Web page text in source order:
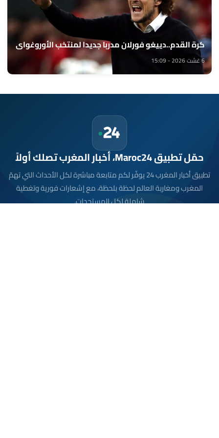
كرة القدم..دييغو فورلان مدربا جديدا لمنتخب الأوروغواي
6 غشت 2026 - 15:09
حمّل تطبيق Maroc24، أخبار المغرب تصلك أولاً
تطبيق أخبار المغرب 24 يوفّر لكم متابعة مباشرة لكل الأحداث التي تهمّ
المغرب ومغاربة العالم لحظة بلحظة، مع إشعارات فورية وتغطية
شاملة لكل المستجدات.